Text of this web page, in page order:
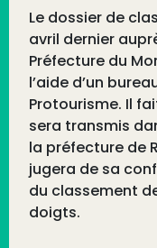
Le dossier de
avril dernier
Préfecture du
l’aide d’un
Protourisme. Il
sera transmis
la préfecture de
jugera de sa
du classement
doigts.